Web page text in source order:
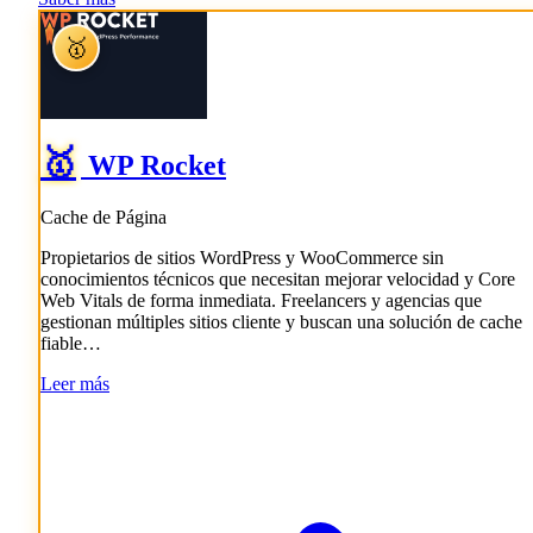
🥇
🥇 WP Rocket
Cache de Página
Propietarios de sitios WordPress y WooCommerce sin
conocimientos técnicos que necesitan mejorar velocidad y Core
Web Vitals de forma inmediata. Freelancers y agencias que
gestionan múltiples sitios cliente y buscan una solución de cache
fiable…
Leer más